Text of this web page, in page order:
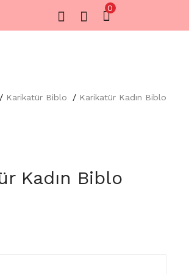
0
Karikatür Biblo Karikatür Kadın Biblo
Kadın Biblo